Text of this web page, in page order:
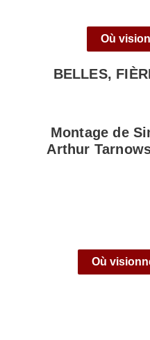
Où
BELLES,
Montage de
Arthur
Où